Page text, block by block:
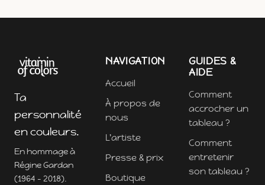
Ta
personnalité
en couleurs.
En hommage à
Régine Gardan
(1964 - 2018).
NAVIGATION
Accueil
À propos de
nous
L'artiste
Presse & prix
Boutique
GUIDES &
AIDE
Comment
accrocher un
tableau ?
Comment
entretenir
son tableau ?